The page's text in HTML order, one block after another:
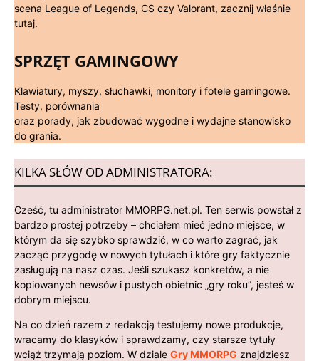
scena League of Legends, CS czy Valorant, zacznij właśnie
tutaj.
SPRZĘT GAMINGOWY
Klawiatury, myszy, słuchawki, monitory i fotele gamingowe.
Testy, porównania
oraz porady, jak zbudować wygodne i wydajne stanowisko
do grania.
KILKA SŁÓW OD ADMINISTRATORA:
Cześć, tu administrator MMORPG.net.pl. Ten serwis powstał z
bardzo prostej potrzeby – chciałem mieć jedno miejsce, w
którym da się szybko sprawdzić, w co warto zagrać, jak
zacząć przygodę w nowych tytułach i które gry faktycznie
zasługują na nasz czas. Jeśli szukasz konkretów, a nie
kopiowanych newsów i pustych obietnic „gry roku”, jesteś w
dobrym miejscu.
Na co dzień razem z redakcją testujemy nowe produkcje,
wracamy do klasyków i sprawdzamy, czy starsze tytuły
wciąż trzymają poziom. W dziale Gry MMORPG znajdziesz